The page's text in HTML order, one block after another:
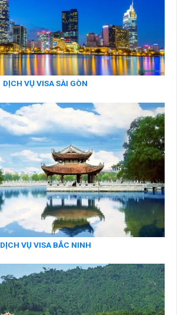
DỊCH VỤ VISA SÀI GÒN
DỊCH VỤ VISA BẮC NINH